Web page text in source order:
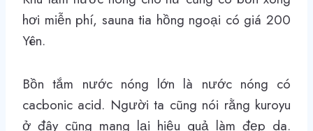
hơi miễn phí, sauna tia hồng ngoại có giá 200
Yên.
Bồn tắm nước nóng lớn là nước nóng có
cacbonic acid. Người ta cũng nói rằng kuroyu
ở đây cũng mang lại hiệu quả làm đẹp da.